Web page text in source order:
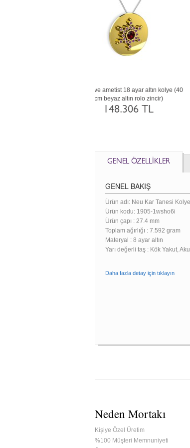
Dumanlı kuvars ve peridot 18
altın kolye (40 cm beyaz altın
156.094 TL
GENEL ÖZELLİKLER
GENEL BAKIŞ
Ürün adı: Neu Kar Tanesi Kolye
Ürün kodu: 1905-1wsho6i
Ürün çapı : 27.4 mm
Toplam ağırlığı : 7.592 gram
Materyal : 8 ayar altın
Yarı değerli taş : Kök Yakut,
Daha fazla detay için tıklayın
Neden Mortakı
Kişiye Özel Üretim
%100 Müşteri Memnuniyeti